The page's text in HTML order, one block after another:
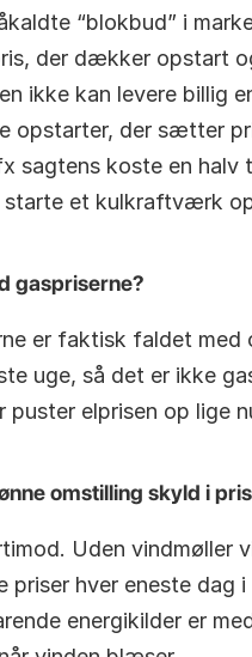
“blokbud” i
der dækker opstart
ikke kan levere billig
opstarter, der sætter
sagtens koste en halv
starte et kulkraftværk
gaspriserne?
er faktisk faldet med
uge, så det er ikke
puster elprisen op lige
omstilling skyld i
Uden vindmøller
priser hver eneste dag
energikilder er